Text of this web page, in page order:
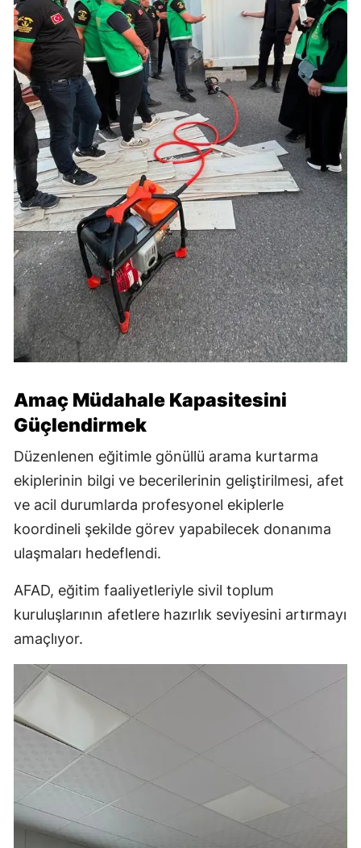
Amaç Müdahale Kapasitesini
Güçlendirmek
Düzenlenen eğitimle gönüllü arama kurtarma
ekiplerinin bilgi ve becerilerinin geliştirilmesi, afet
ve acil durumlarda profesyonel ekiplerle
koordineli şekilde görev yapabilecek donanıma
ulaşmaları hedeflendi.
AFAD, eğitim faaliyetleriyle sivil toplum
kuruluşlarının afetlere hazırlık seviyesini artırmayı
amaçlıyor.